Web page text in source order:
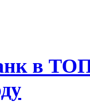
в ТОП-